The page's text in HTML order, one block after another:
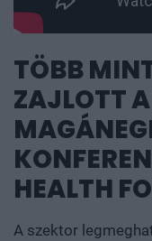
TÖBB
ZAJLOTT
HEALTH
A szektor